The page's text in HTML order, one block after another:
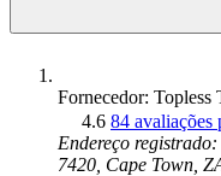
Fornecedor: Topless
4.6 84 avaliações
Endereço
7420, Cape Town,